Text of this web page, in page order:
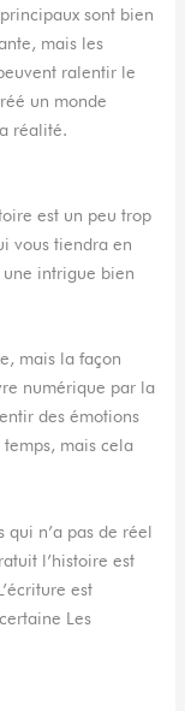
sont bien
mais les
ralentir le
un monde
réalité.
est un peu trop
vous tiendra en
intrigue bien
mais la façon
numérique par la
des émotions
temps, mais cela
n’a pas de réel
l’histoire est
est
Les